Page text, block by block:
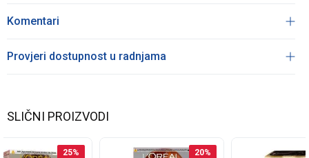
Komentari
Provjeri dostupnost u radnjama
SLIČNI PROIZVODI
25% 20%